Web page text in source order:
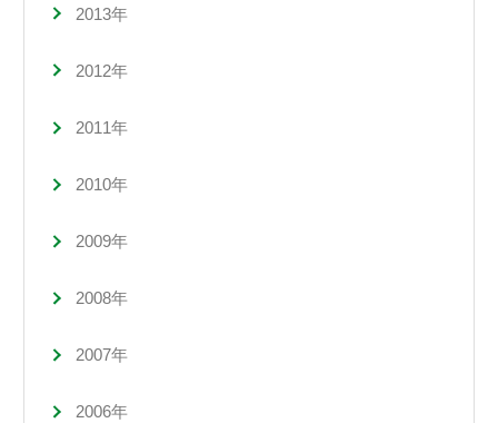
2013年
2012年
2011年
2010年
2009年
2008年
2007年
2006年